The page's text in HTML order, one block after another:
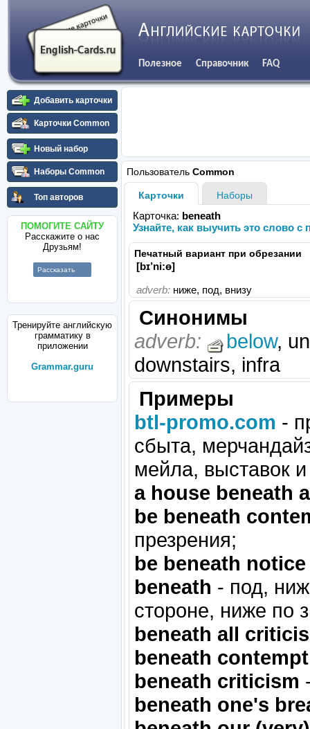
Полезное Справочник FAQ
Добавить карточки
Карточки Common
Новый набор
Наборы Common
Топ авторов
ПОМОГИТЕ САЙТУ
Расскажите о нас
Друзьям!
Рассказать
Тренируйте английскую
грамматику в
приложении
Grammar.guru
Пользователь Common
Карточки Наборы
Карточка: beneath
Узнайте, как выучить это слово
Печатный вариант при обрезании
[bɪ’ni:ɵ]
adverb: ниже, под, внизу
Синонимы
adverb:
below,
downstairs, infra
Примеры
btl-promo.com -
сбыта,
мейла, выставок и
a house beneath
be beneath
презрения;
be beneath notice
beneath - под,
стороне, ниже по
beneath all
beneath contempt
beneath criticism
beneath one's